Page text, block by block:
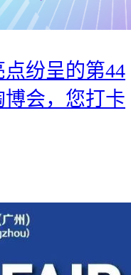
纷呈的第44
会，您打卡